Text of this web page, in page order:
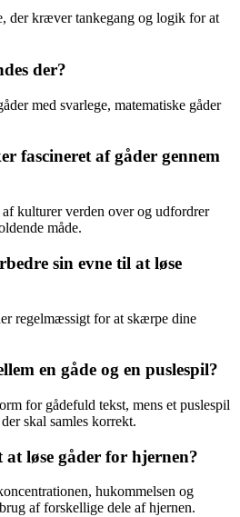
der kræver tankegang og logik for at
der?
med svarlege, matematiske gåder
fascineret af gåder gennem
kulturer verden over og udfordrer
måde.
sin evne til at løse
regelmæssigt for at skærpe dine
en gåde og en puslespil?
for gådefuld tekst, mens et puslespil
skal samles korrekt.
løse gåder for hjernen?
hukommelsen og
af forskellige dele af hjernen.